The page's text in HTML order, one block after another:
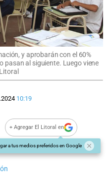
y aprobarán con el 60%
pasan al siguiente. Luego viene
10:19
+ Agregar El Litoral en
a tus medios preferidos en Google